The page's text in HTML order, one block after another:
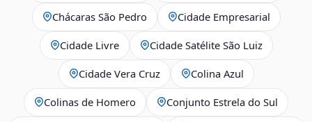
Chácaras São Pedro Cidade Empresarial
Cidade Livre Cidade Satélite São Luiz
Cidade Vera Cruz Colina Azul
Colinas de Homero Conjunto Estrela do Sul